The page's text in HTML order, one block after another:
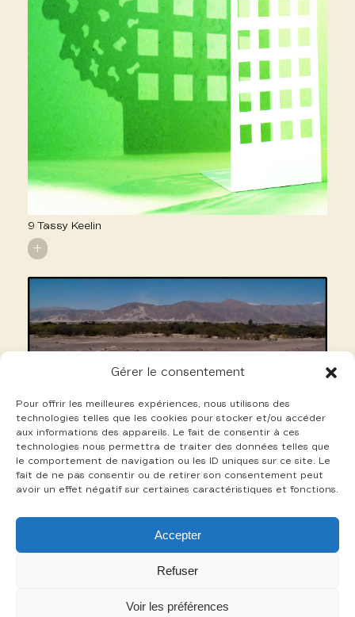
Gérer le consentement
Pour offrir les meilleures expériences, nous utilisons des
technologies telles que les cookies pour stocker et/ou accéder
aux informations des appareils. Le fait de consentir à ces
technologies nous permettra de traiter des données telles que
le comportement de navigation ou les ID uniques sur ce site. Le
fait de ne pas consentir ou de retirer son consentement peut
avoir un effet négatif sur certaines caractéristiques et fonctions.
Accepter
Refuser
Voir les préférences
9 Tassy Keelin
+